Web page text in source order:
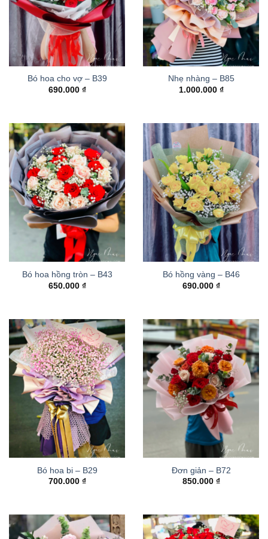
Bó hoa cho vợ – B39
690.000 ₫
Nhẹ nhàng – B85
1.000.000 ₫
Bó hoa hồng tròn – B43
650.000 ₫
Bó hồng vàng – B46
690.000 ₫
Bó hoa bi – B29
700.000 ₫
Đơn giản – B72
850.000 ₫